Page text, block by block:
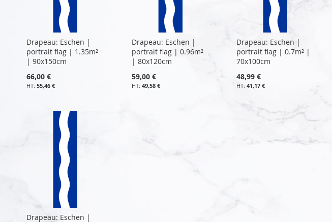
Drapeau: Eschen |
portrait flag | 1.35m²
| 90x150cm
66,00 €
55,46 €
Drapeau: Eschen |
portrait flag | 0.96m²
| 80x120cm
59,00 €
49,58 €
Drapeau: Eschen |
portrait flag | 0.7m² |
70x100cm
48,99 €
41,17 €
Drapeau: Eschen |